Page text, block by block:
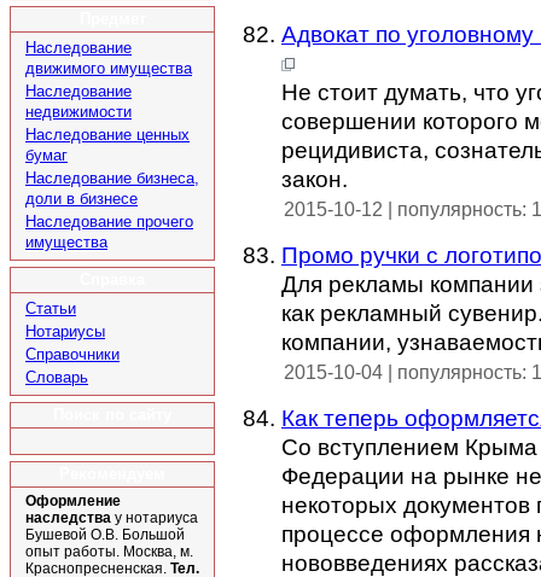
Наследование
движимого имущества
Наследование
недвижимости
Наследование ценных
бумаг
Наследование бизнеса,
доли в бизнесе
Наследование прочего
имущества
Статьи
Нотариусы
Справочники
Словарь
Оформление
наследства у нотариуса
Бушевой О.В. Большой
опыт работы. Москва, м.
Краснопресненская. Тел.
Адвокат по
Не стоит думать, что
совершении которого
рецидивиста,
закон.
2015-10-12 | популярность:
Промо ручки с
Для рекламы компании
как рекламный
компании,
2015-10-04 | популярность:
Как теперь
Со вступлением Крыма
Федерации на рынке
некоторых
процессе оформления
нововведениях